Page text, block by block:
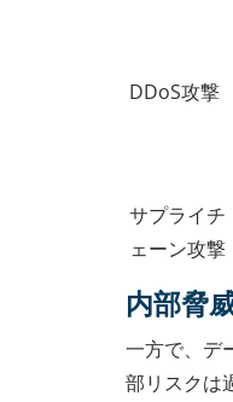
DDoS攻撃
サプライチ
ェーン攻撃
内部脅
一方で、デ
部リスクは